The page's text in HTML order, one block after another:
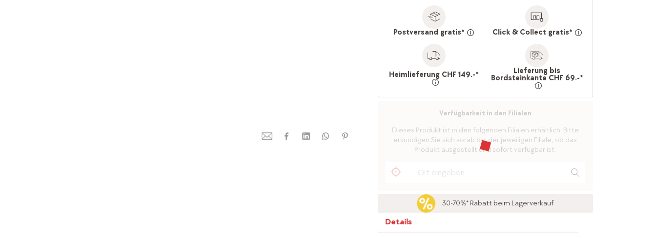
Postversand gratis* Click & Collect gratis*
Heimlieferung CHF 149.-* Lieferung bis
Bordsteinkante CHF 69.-*
Verfügbarkeit in den Filialen
Dieses Produkt ist in den folgenden Filialen erhältlich. Bitte
erkundigen Sie sich vorab bei der jeweiligen Filiale, ob das
Produkt ausgestellt und sofort verfügbar ist.
30-70%* Rabatt beim Lagerverkauf
Details